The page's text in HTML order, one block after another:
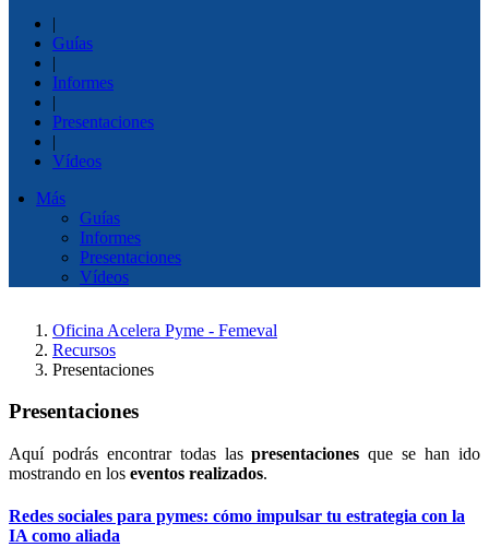
|
Guías
|
Informes
|
Presentaciones
|
Vídeos
Más
Guías
Informes
Presentaciones
Vídeos
Oficina Acelera Pyme - Femeval
Recursos
Presentaciones
Presentaciones
Aquí podrás encontrar todas laspresentaciones que se han ido
mostrando en los eventos realizados.
Redes sociales para pymes: cómo impulsar tu estrategia con la
IA como aliada